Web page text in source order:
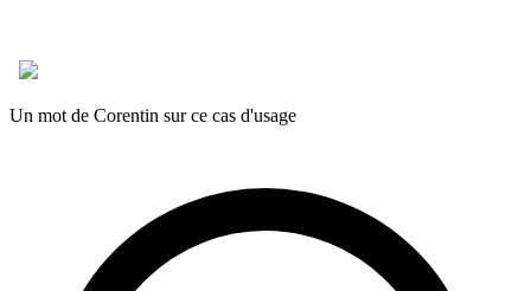
Un mot de Corentin sur ce cas d'usage